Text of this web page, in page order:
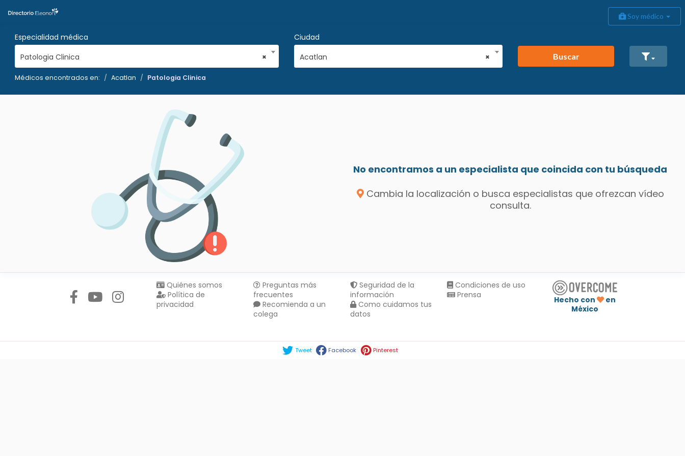
Soy médico
Especialidad médica
×
Patologia Clinica
Ciudad
×
Acatlan Buscar
Médicos encontrados en: Acatlan Patologia Clinica
No encontramos a un especialista que coincida con tu búsqueda
Cambia la localización o busca especialistas que ofrezcan vídeo
consulta.
Quiénes somos
Política de
privacidad
Preguntas más
frecuentes
Recomienda a un
colega
Seguridad de la
información
Como cuidamos tus
datos
Condiciones de uso
Prensa
Hecho con
en
México
Tweet Facebook Pinterest